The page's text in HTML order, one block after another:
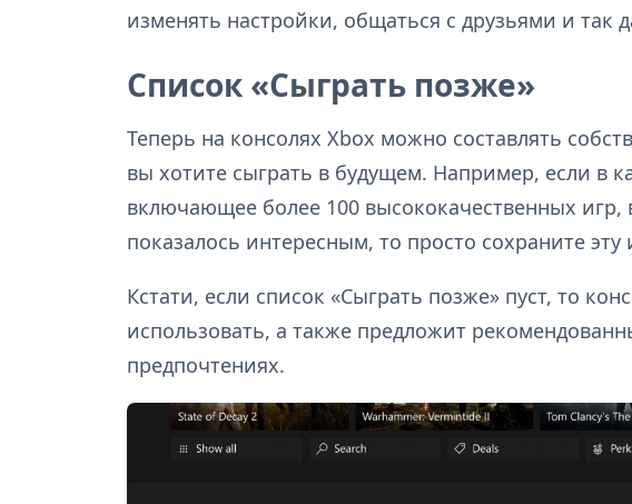
изменять настройки, общаться с друзьями и так
Список «Сыграть позже»
Теперь на консолях Xbox можно составлять
вы хотите сыграть в будущем. Например, если в
включающее более 100 высококачественных
показалось интересным, то просто сохраните эту
Кстати, если список «Сыграть позже» пуст, то
использовать, а также предложит
предпочтениях.